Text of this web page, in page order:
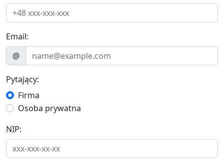
Email:
@
Pytający:
Firma
Osoba prywatna
NIP: